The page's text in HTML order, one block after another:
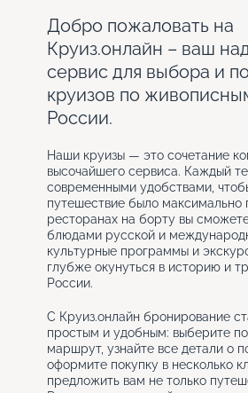
Добро пожаловать на
Круиз.онлайн – ваш
сервис для выбора и
круизов по
России.
Наши круизы — это сочетание
высочайшего сервиса. Каждый
современными удобствами,
путешествие было максимально
ресторанах на борту вы
блюдами русской и
культурные программы и
глубже окунуться в историю и
России.
С Круиз.онлайн бронирование
простым и удобным: выберите
маршрут, узнайте все детали о
оформите покупку в несколько
предложить вам не только